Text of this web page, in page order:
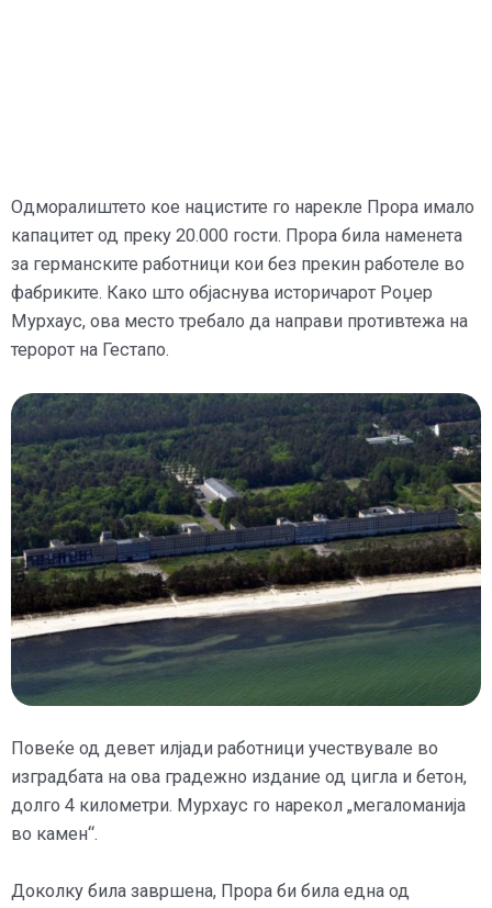
Одморалиштето кое нацистите го нарекле Прора имало
капацитет од преку 20.000 гости. Прора била наменета
за германските работници кои без прекин работеле во
фабриките. Како што објаснува историчарот Роџер
Мурхаус, ова место требало да направи противтежа на
теророт на Гестапо.
Повеќе од девет илјади работници учествувале во
изградбата на ова градежно издание од цигла и бетон,
долго 4 километри. Мурхаус го нарекол „мегаломанија
во камен“.
Доколку била завршена, Прора би била една од